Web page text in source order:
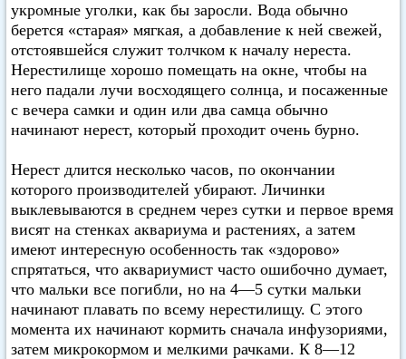
укромные уголки, как бы заросли. Вода обычно
берется «старая» мягкая, а добавление к ней свежей,
отстоявшейся служит толчком к началу нереста.
Нерестилище хорошо помещать на окне, чтобы на
него падали лучи восходящего солнца, и посаженные
с вечера самки и один или два самца обычно
начинают нерест, который проходит очень бурно.
Нерест длится несколько часов, по окончании
которого производителей убирают. Личинки
выклевываются в среднем через сутки и первое время
висят на стенках аквариума и растениях, а затем
имеют интересную особенность так «здорово»
спрятаться, что аквариумист часто ошибочно думает,
что мальки все погибли, но на 4—5 сутки мальки
начинают плавать по всему нерестилищу. С этого
момента их начинают кормить сначала инфузориями,
затем микрокормом и мелкими рачками. К 8—12